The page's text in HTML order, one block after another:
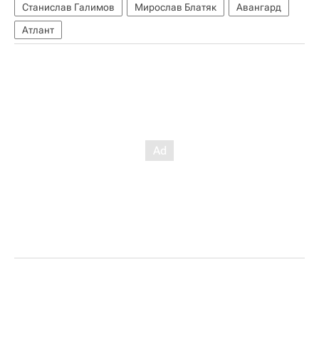
Станислав Галимов Мирослав Блатяк
Авангард
Атлант